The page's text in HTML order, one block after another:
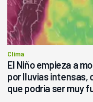
Clima
El Niño empieza a
por lluvias intensas,
que podría ser muy